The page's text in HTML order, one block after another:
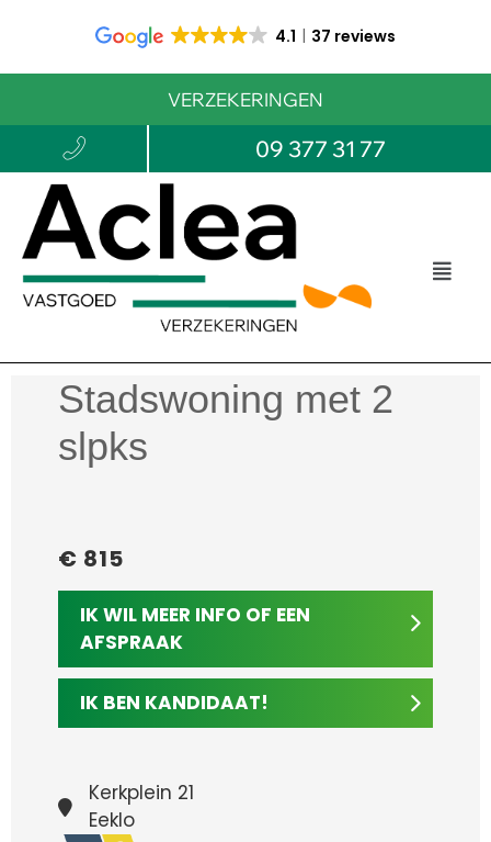
4.1 37 reviews
VERZEKERINGEN
09 377 31 77
Stadswoning met 2
slpks
€ 815
IK WIL MEER INFO OF EEN
AFSPRAAK
IK BEN KANDIDAAT!
Kerkplein 21
Eeklo